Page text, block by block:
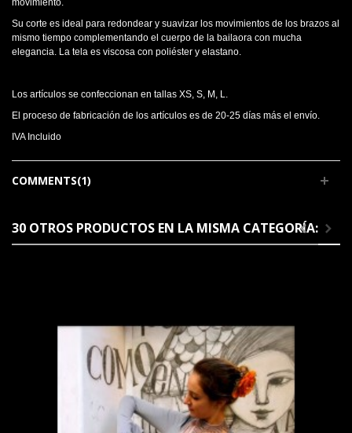
movimiento.
Su corte es ideal para redondear y suavizar los movimientos de los brazos al
mismo tiempo complementando el cuerpo de la bailaora con mucha
elegancia. La tela es viscosa con poliéster y elastano.
Los artículos se confeccionan en tallas XS, S, M, L.
El proceso de fabricación de los artículos es de 20-25 días más el envío.
IVA Incluido
COMMENTS(1)
30 OTROS PRODUCTOS EN LA MISMA CATEGORÍA: